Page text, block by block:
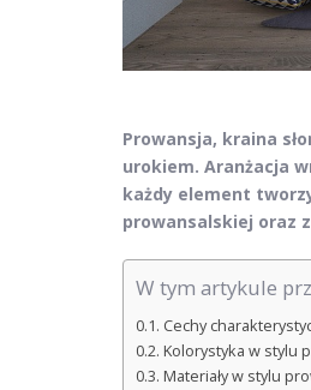
Prowansja, kraina
urokiem. Aranżacja
każdy element
prowansalskiej oraz
W tym artykule
Cechy
Kolorystyka w stylu
Materiały w stylu